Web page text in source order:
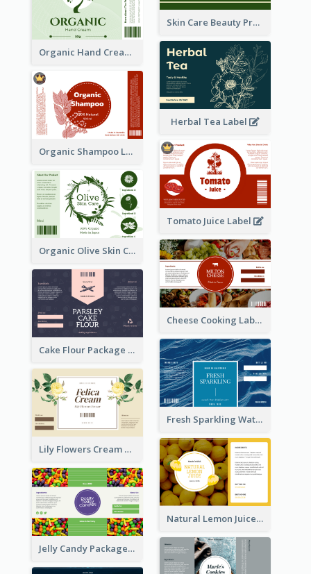
Skin Care Beauty Product Label
Organic Hand Cream Label
Herbal Tea Label
Organic Shampoo Label
Tomato Juice Label
Organic Olive Skin Care Label
Cheese Cooking Label
Cake Flour Package Label
Fresh Sparkling Water Label
Lily Flowers Cream Product Label
Natural Lemon Juice Label
Jelly Candy Package Label